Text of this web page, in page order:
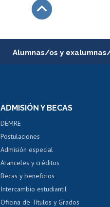
Alumnas/os y
Consulta y certificado de notas
Servicio médico y dental
Pago de arancel y crédito alumnos
Pago de arancel y crédito
Certificado de títulos y grados
ADMISIÓN Y BECAS
DEMRE
Postulaciones
Admisión especial
Aranceles y créditos
Becas y beneficios
Intercambio estudiantil
Oficina de Títulos y Grados